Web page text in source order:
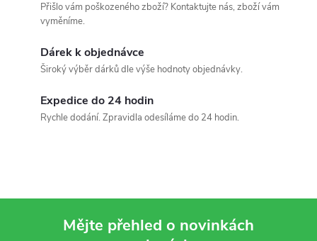
Přišlo vám poškozeného zboží? Kontaktujte nás, zboží vám
vyměníme.
Dárek k objednávce
Široký výběr dárků dle výše hodnoty objednávky.
Expedice do 24 hodin
Rychle dodání. Zpravidla odesíláme do 24 hodin.
Mějte přehled o novinkách